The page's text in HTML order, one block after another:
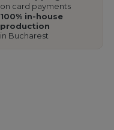
on card payments
100% in-house
production
in Bucharest